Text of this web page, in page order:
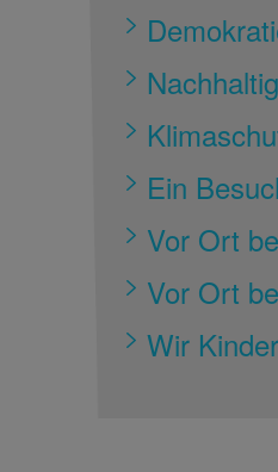
Ein
Vor Ort
Vor Ort
Wir